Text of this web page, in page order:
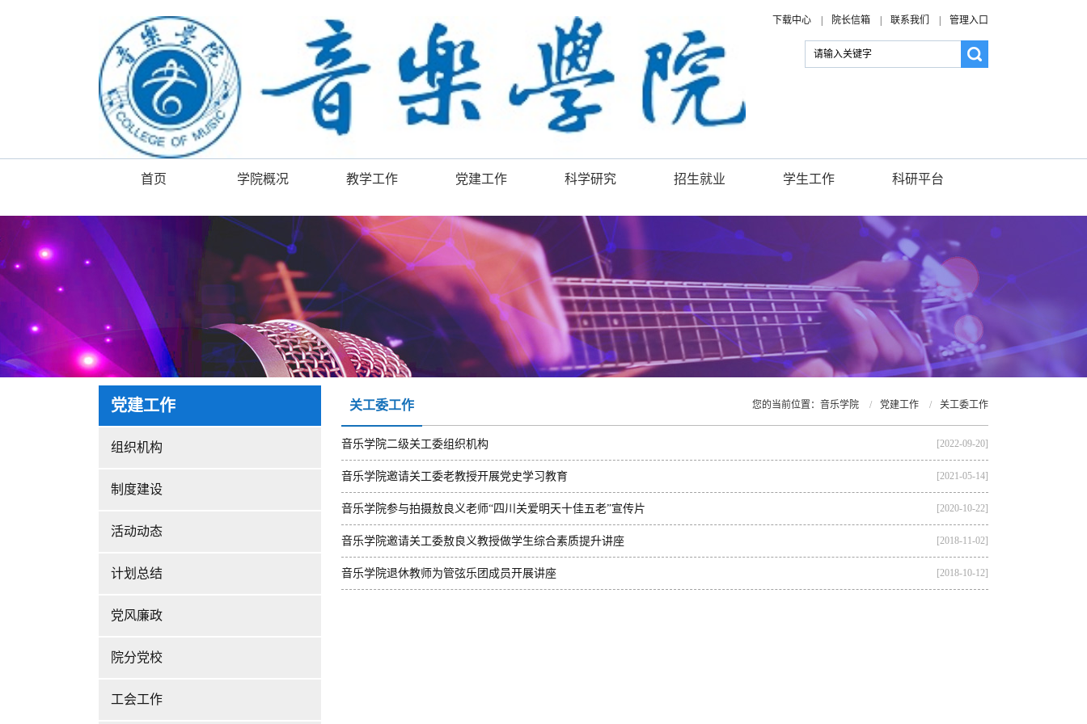
下载中心 院长信箱 联系我们 管理入口
首页 学院概况 教学工作 党建工作 科学研究 招生就业 学生工作 科研平台
党建工作
组织机构
制度建设
活动动态
计划总结
党风廉政
院分党校
工会工作
关工委工作 您的当前位置： 音乐学院 / 党建工作 / 关工委工作
音乐学院二级关工委组织机构 [2022-09-20]
音乐学院邀请关工委老教授开展党史学习教育 [2021-05-14]
音乐学院参与拍摄敖良义老师“四川关爱明天十佳五老”宣传片 [2020-10-22]
音乐学院邀请关工委敖良义教授做学生综合素质提升讲座 [2018-11-02]
音乐学院退休教师为管弦乐团成员开展讲座 [2018-10-12]